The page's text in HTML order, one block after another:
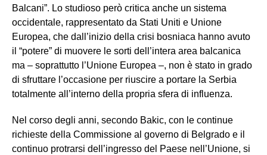
Balcani”. Lo studioso però critica anche un sistema
occidentale, rappresentato da Stati Uniti e Unione
Europea, che dall’inizio della crisi bosniaca hanno avuto
il “potere” di muovere le sorti dell’intera area balcanica
ma – soprattutto l’Unione Europea –, non è stato in grado
di sfruttare l’occasione per riuscire a portare la Serbia
totalmente all’interno della propria sfera di influenza.
Nel corso degli anni, secondo Bakic, con le continue
richieste della Commissione al governo di Belgrado e il
continuo protrarsi dell’ingresso del Paese nell’Unione, si